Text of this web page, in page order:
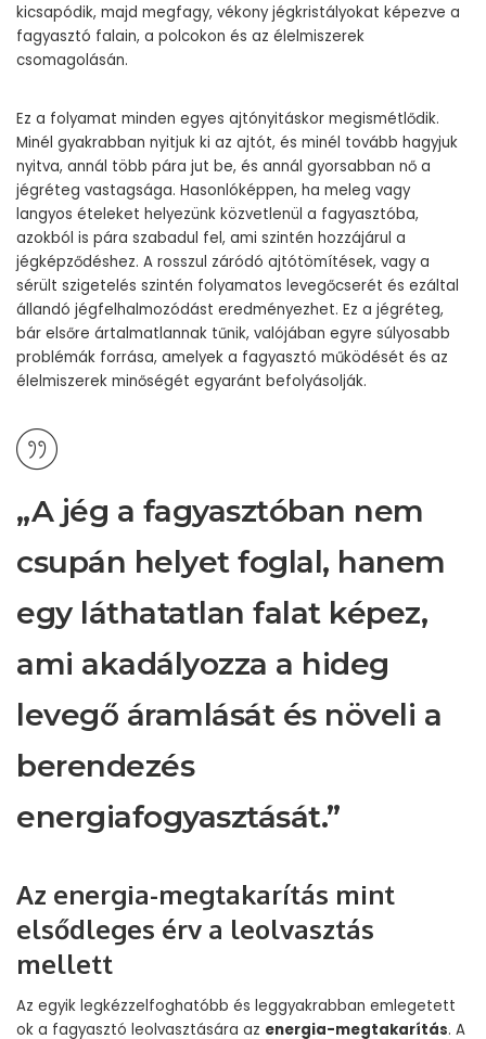
kicsapódik, majd megfagy, vékony jégkristályokat képezve a
fagyasztó falain, a polcokon és az élelmiszerek
csomagolásán.
Ez a folyamat minden egyes ajtónyitáskor megismétlődik.
Minél gyakrabban nyitjuk ki az ajtót, és minél tovább hagyjuk
nyitva, annál több pára jut be, és annál gyorsabban nő a
jégréteg vastagsága. Hasonlóképpen, ha meleg vagy
langyos ételeket helyezünk közvetlenül a fagyasztóba,
azokból is pára szabadul fel, ami szintén hozzájárul a
jégképződéshez. A rosszul záródó ajtótömítések, vagy a
sérült szigetelés szintén folyamatos levegőcserét és ezáltal
állandó jégfelhalmozódást eredményezhet. Ez a jégréteg,
bár elsőre ártalmatlannak tűnik, valójában egyre súlyosabb
problémák forrása, amelyek a fagyasztó működését és az
élelmiszerek minőségét egyaránt befolyásolják.
„A jég a fagyasztóban nem
csupán helyet foglal, hanem
egy láthatatlan falat képez,
ami akadályozza a hideg
levegő áramlását és növeli a
berendezés
energiafogyasztását.”
Az energia-megtakarítás mint
elsődleges érv a leolvasztás
mellett
Az egyik legkézzelfoghatóbb és leggyakrabban emlegetett
ok a fagyasztó leolvasztására az energia-megtakarítás. A